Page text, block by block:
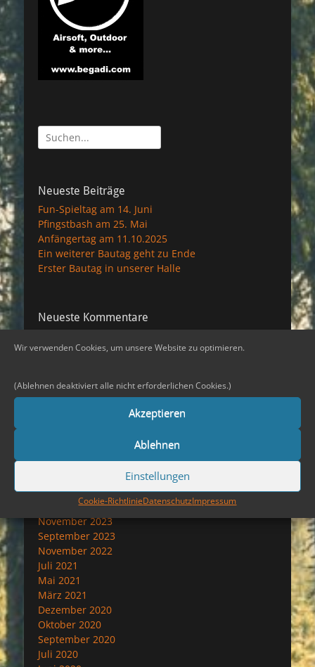
Wir verwenden Cookies, um unsere Website zu optimieren.
(Ablehnen deaktiviert alle nicht erforderlichen Cookies.)
Akzeptieren
Ablehnen
Einstellungen
Cookie-RichtlinieDatenschutzImpressum
Suche
nach:
Neueste Beiträge
Fun-Spieltag am 14. Juni
Pfingstbash am 25. Mai
Anfängertag am 11.10.2025
Ein weiterer Bautag geht zu Ende
Erster Bautag in unserer Halle
Neueste Kommentare
Juni 2026
November 2024
August 2024
Juni 2024
November 2023
September 2023
November 2022
Juli 2021
Mai 2021
März 2021
Dezember 2020
Oktober 2020
September 2020
Juli 2020